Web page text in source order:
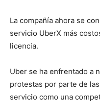
La compañía ahora se
servicio UberX más
licencia.
Uber se ha enfrentado a
protestas por parte de
servicio como una